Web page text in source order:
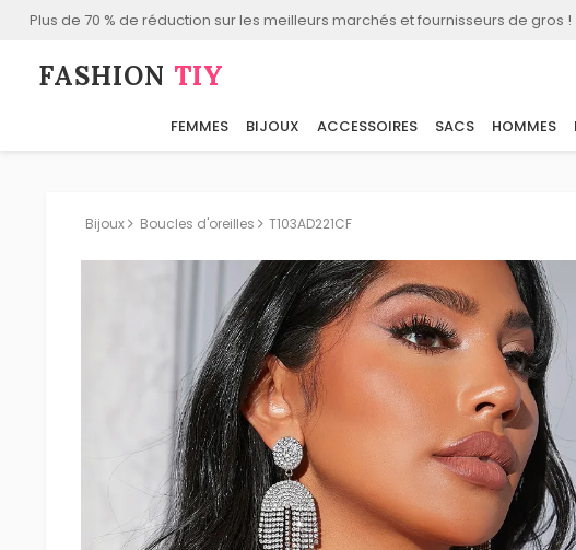
Plus de 70 % de réduction sur les meilleurs marchés et fournisseurs de gros !
FASHION⁠ TIY
FEMMES BIJOUX ACCESSOIRES SACS HOMMES
Bijoux Boucles d'oreilles T103AD221CF